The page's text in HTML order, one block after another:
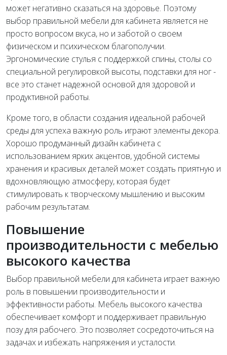
может негативно сказаться на здоровье. Поэтому
выбор правильной мебели для кабинета является не
просто вопросом вкуса, но и заботой о своем
физическом и психическом благополучии.
Эргономические стулья с поддержкой спины, столы со
специальной регулировкой высоты, подставки для ног -
все это станет надежной основой для здоровой и
продуктивной работы.
Кроме того, в области создания идеальной рабочей
среды для успеха важную роль играют элементы декора.
Хорошо продуманный дизайн кабинета с
использованием ярких акцентов, удобной системы
хранения и красивых деталей может создать приятную и
вдохновляющую атмосферу, которая будет
стимулировать к творческому мышлению и высоким
рабочим результатам.
Повышение
производительности с мебелью
высокого качества
Выбор правильной мебели для кабинета играет важную
роль в повышении производительности и
эффективности работы. Мебель высокого качества
обеспечивает комфорт и поддерживает правильную
позу для рабочего. Это позволяет сосредоточиться на
задачах и избежать напряжения и усталости.